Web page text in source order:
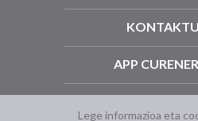
APP
Lege informazioa eta